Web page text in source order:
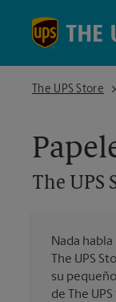
The UPS Store
The UPS Store
The UPS
Nada
The UPS
su
de The